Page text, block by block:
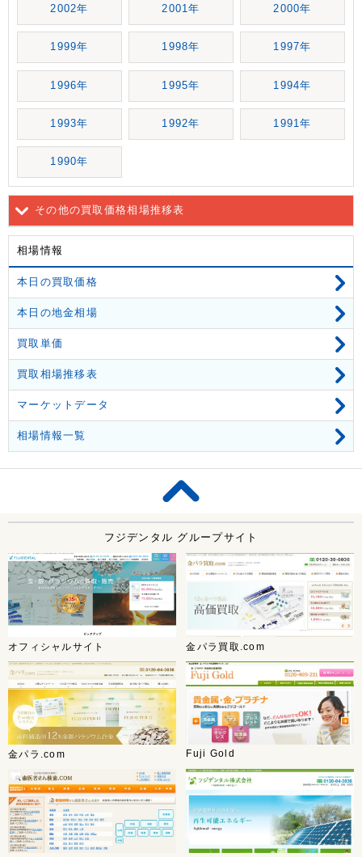
2002年 2001年 2000年
1999年 1998年 1997年
1996年 1995年 1994年
1993年 1992年 1991年
1990年
その他の買取価格相場推移表
相場情報
本日の買取価格
本日の地金相場
買取単価
買取相場推移表
マーケットデータ
相場情報一覧
フジデンタル グループサイト
オフィシャルサイト 金パラ買取.com
金パラ.com Fuji Gold